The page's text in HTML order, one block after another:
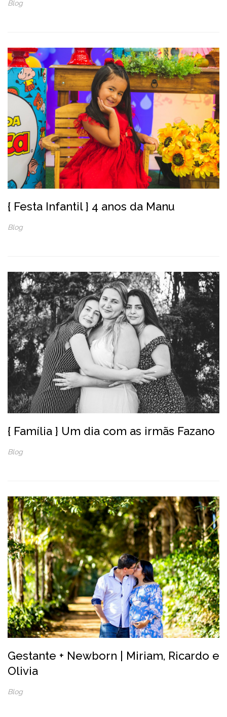
Blog
{ Festa Infantil } 4 anos da Manu
Blog
{ Família } Um dia com as irmãs Fazano
Blog
Gestante + Newborn | Miriam, Ricardo e
Olivia
Blog